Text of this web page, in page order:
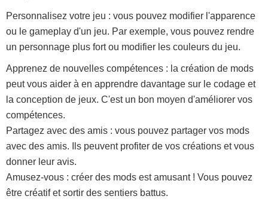
Personnalisez votre jeu : vous pouvez modifier l'apparence
ou le gameplay d'un jeu. Par exemple, vous pouvez rendre
un personnage plus fort ou modifier les couleurs du jeu.
Apprenez de nouvelles compétences : la création de mods
peut vous aider à en apprendre davantage sur le codage et
la conception de jeux. C'est un bon moyen d'améliorer vos
compétences.
Partagez avec des amis : vous pouvez partager vos mods
avec des amis. Ils peuvent profiter de vos créations et vous
donner leur avis.
Amusez-vous : créer des mods est amusant ! Vous pouvez
être créatif et sortir des sentiers battus.